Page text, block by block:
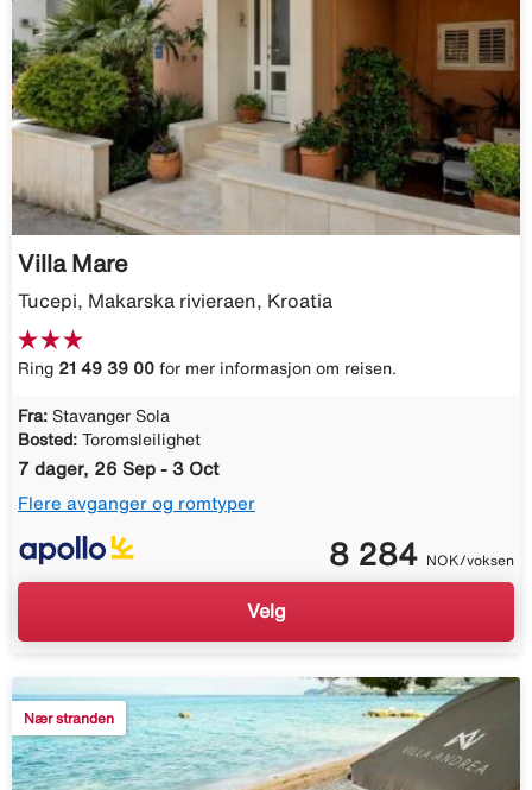
Villa Mare
Tucepi, Makarska rivieraen, Kroatia
Ring 21 49 39 00 for mer informasjon om reisen.
Fra: Stavanger Sola
Bosted: Toromsleilighet
7 dager, 26 Sep - 3 Oct
Flere avganger og romtyper
8 284 NOK/voksen
Velg
Nær stranden